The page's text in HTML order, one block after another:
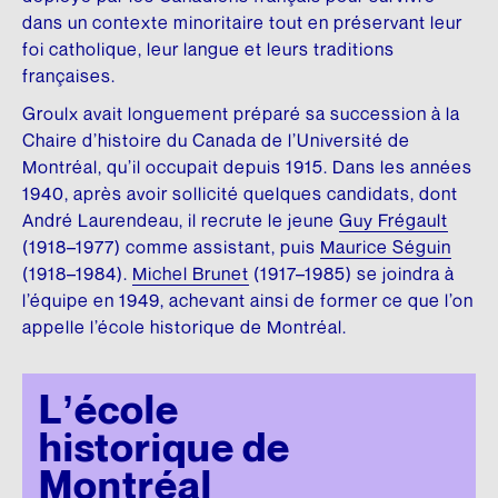
Conseil d’administration
Comité scientifique
Membres honoraires
ESPACE DE PRESSE
Communiqués
Rapports annuels
Logo et guide de normes
UN RICHE HÉRITAGE
Histoire de la Fondation
Bibliothèque
HISTOIRE DU QUÉBEC
Mémoires et thèses
Répertoire de films
Répertoire de sites
Commémorations
LANGUE FRANÇAISE
Charte de la langue française
La question linguistique au Québec
Matériel pédagogique
CHANTIER WIKIPÉDIA
SON ŒUVRE
Brochures
Écrits personnels
Essais divers
Fiction
Histoire
Traductions
SA BIBLIOTHÈQUE
Livres
Brochures
NOUS SUIVRE
Facebook
Instagram
LinkedIn
YouTube
INFOLETTRE
Premier don majeur en culture
REMERCIEMENTS
Donateurs et donatrices
Dons des députés
FAITES UN DON EN LIGNE
dans un contexte minoritaire tout en préservant leur
foi catholique, leur langue et leurs traditions
françaises.
Groulx avait longuement préparé sa succession à la
Chaire d’histoire du Canada de l’Université de
Montréal, qu’il occupait depuis 1915. Dans les années
1940, après avoir sollicité quelques candidats, dont
André Laurendeau, il recrute le jeune Guy Frégault
(1918–1977) comme assistant, puis Maurice Séguin
(1918–1984). Michel Brunet (1917–1985) se joindra à
l’équipe en 1949, achevant ainsi de former ce que l’on
appelle l’école historique de Montréal.
L’école
historique de
Montréal